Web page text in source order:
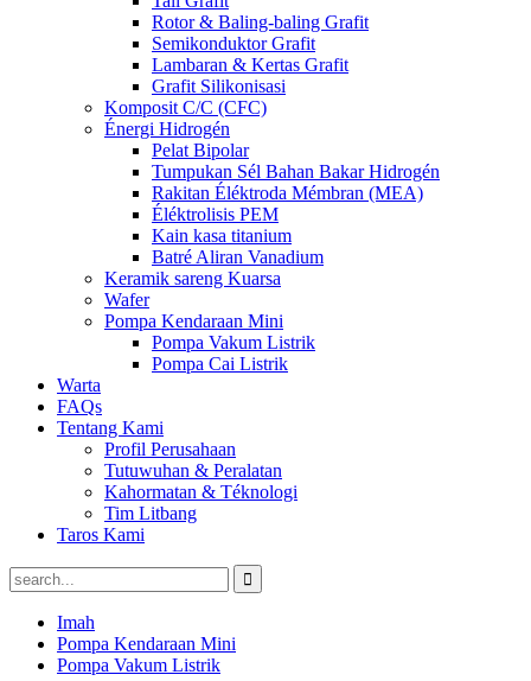
Rotor & Baling-baling Grafit
Semikonduktor Grafit
Lambaran & Kertas Grafit
Grafit Silikonisasi
Komposit C/C (CFC)
Énergi Hidrogén
Pelat Bipolar
Tumpukan Sél Bahan Bakar Hidrogén
Rakitan Éléktroda Mémbran (MEA)
Éléktrolisis PEM
Kain kasa titanium
Batré Aliran Vanadium
Keramik sareng Kuarsa
Wafer
Pompa Kendaraan Mini
Pompa Vakum Listrik
Pompa Cai Listrik
Warta
FAQs
Tentang Kami
Profil Perusahaan
Tutuwuhan & Peralatan
Kahormatan & Téknologi
Tim Litbang
Taros Kami
Imah
Pompa Kendaraan Mini
Pompa Vakum Listrik